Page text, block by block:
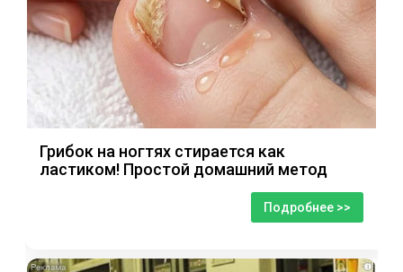
Грибок на ногтях стирается как
ластиком! Простой домашний метод
Подробнее >>
i